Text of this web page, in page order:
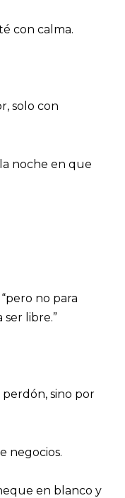
con calma.
solo con
noche en que
no para
libre.”
perdón, sino por
negocios.
en blanco y